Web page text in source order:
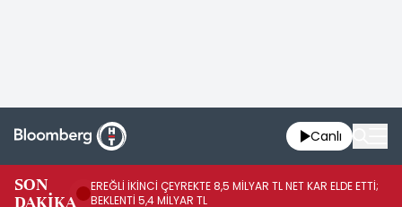
Canlı
SON
DAKİKA
EREĞLİ İKİNCİ ÇEYREKTE 8,5 MİLYAR TL NET KAR ELDE ETTİ;
BEKLENTİ 5,4 MİLYAR TL